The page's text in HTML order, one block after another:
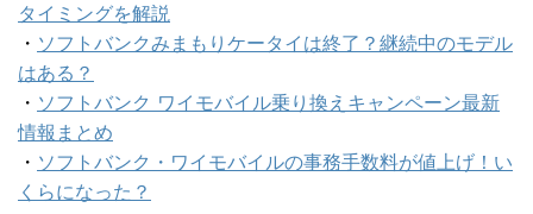
タイミングを解説
・ ソフトバンクみまもりケータイは終了？継続中のモデル
はある？
・ ソフトバンク ワイモバイル乗り換えキャンペーン最新
情報まとめ
・ ソフトバンク・ワイモバイルの事務手数料が値上げ！い
くらになった？